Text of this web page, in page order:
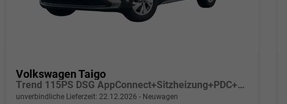
Volkswagen Taigo
Trend 115PS DSG AppConnect+Sitzheizung+PDC+Alu16+LED+DAB+FrontAssist
unverbindliche Lieferzeit: 22.12.2026 Neuwagen